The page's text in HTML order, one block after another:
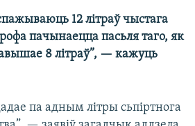
12 літраў чыстага
пачынаецца пасьля таго, як
8 літраў”, — кажуць
па адным літры сьпіртнога